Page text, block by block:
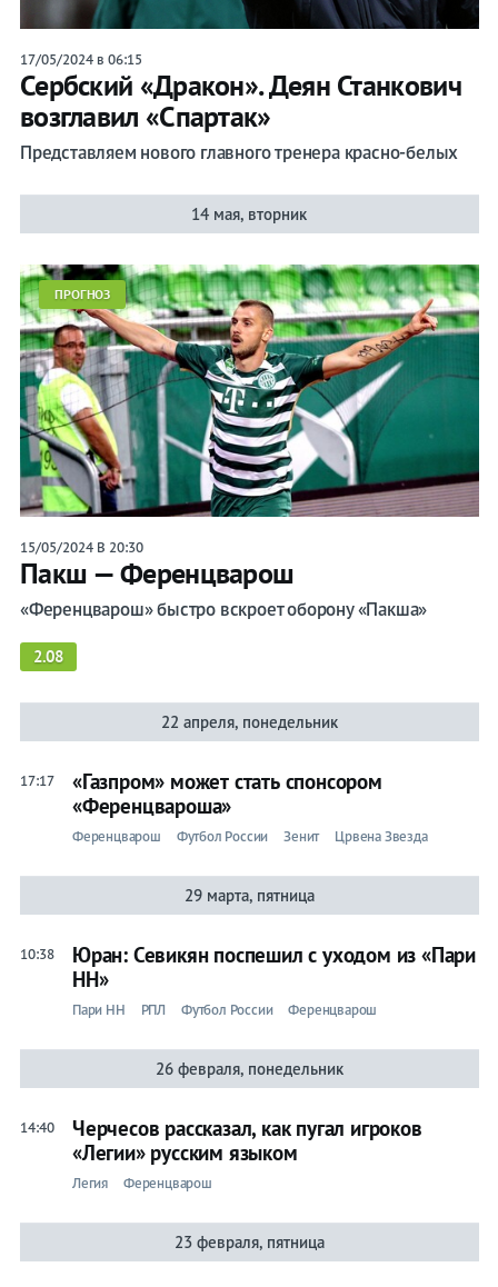
17/05/2024 в 06:15
Сербский «Дракон». Деян Станкович
возглавил «Спартак»
Представляем нового главного тренера красно-белых
14 мая, вторник
ПРОГНОЗ
15/05/2024 В 20:30
Пакш — Ференцварош
«Ференцварош» быстро вскроет оборону «Пакша»
2.08
22 апреля, понедельник
17:17
«Газпром» может стать спонсором
«Ференцвароша»
Ференцварош Футбол России Зенит Црвена Звезда
29 марта, пятница
10:38
Юран: Севикян поспешил с уходом из «Пари
НН»
Пари НН РПЛ Футбол России Ференцварош
26 февраля, понедельник
14:40
Черчесов рассказал, как пугал игроков
«Легии» русским языком
Легия Ференцварош
23 февраля, пятница